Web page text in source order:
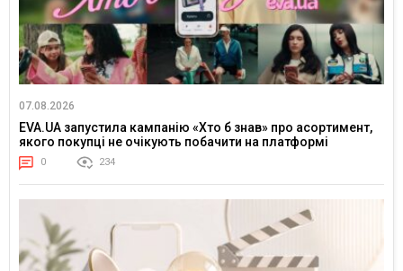
07.08.2026
EVA.UA запустила кампанію «Хто б знав» про асортимент,
якого покупці не очікують побачити на платформі
0 234